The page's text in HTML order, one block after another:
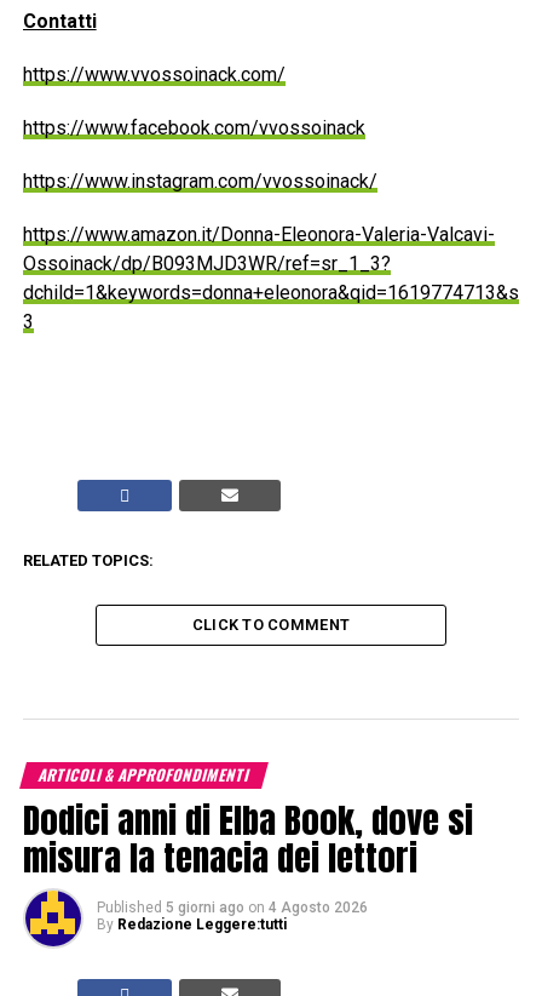
Contatti
https://www.vvossoinack.com/
https://www.facebook.com/vvossoinack
https://www.instagram.com/vvossoinack/
https://www.amazon.it/Donna-Eleonora-Valeria-Valcavi-
Ossoinack/dp/B093MJD3WR/ref=sr_1_3?
3
RELATED TOPICS:
CLICK TO COMMENT
ARTICOLI & APPROFONDIMENTI
Dodici anni di Elba Book, dove si
misura la tenacia dei lettori
Published 5 giorni ago on 4 Agosto 2026
By Redazione Leggere:tutti